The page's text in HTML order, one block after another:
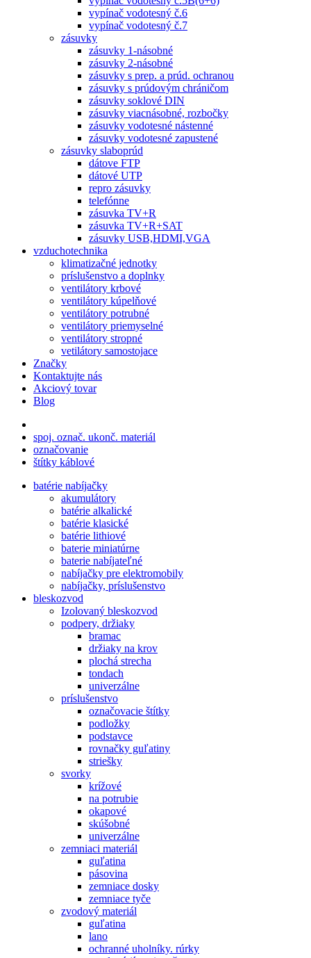
vypínač vodotesný č.6
vypínač vodotesný č.7
zásuvky
zásuvky 1-násobné
zásuvky 2-násobné
zásuvky s prep. a prúd. ochranou
zásuvky s prúdovým chráničom
zásuvky soklové DIN
zásuvky viacnásobné, rozbočky
zásuvky vodotesné nástenné
zásuvky vodotesné zapustené
zásuvky slaboprúd
dátove FTP
dátové UTP
repro zásuvky
telefónne
zásuvka TV+R
zásuvka TV+R+SAT
zásuvky USB,HDMI,VGA
vzduchotechnika
klimatizačné jednotky
príslušenstvo a doplnky
ventilátory krbové
ventilátory kúpelňové
ventilátory potrubné
ventilátory priemyselné
ventilátory stropné
vetilátory samostojace
Značky
Kontaktujte nás
Akciový tovar
Blog
spoj. označ. ukonč. materiál
označovanie
štítky káblové
batérie nabíjačky
akumulátory
batérie alkalické
batérie klasické
batérie lithiové
baterie miniatúrne
baterie nabíjateľné
nabíjačky pre elektromobily
nabíjačky, príslušenstvo
bleskozvod
Izolovaný bleskozvod
podpery, držiaky
bramac
držiaky na krov
plochá strecha
tondach
univerzálne
príslušenstvo
označovacie štítky
podložky
podstavce
rovnačky guľatiny
striešky
svorky
krížové
na potrubie
okapové
skúšobné
univerzálne
zemniaci materiál
guľatina
pásovina
zemniace dosky
zemniace tyče
zvodový materiál
guľatina
lano
ochranné uholníky. rúrky